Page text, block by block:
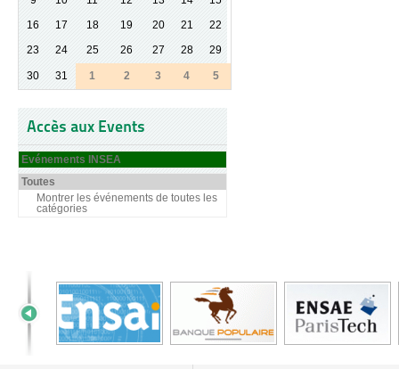
16
17 18 19 20 21
22
23
24 25 26 27 28 29
30 31 1 2 3 4 5
Accès aux Events
Evénements INSEA
Toutes
Montrer les événements de toutes les
catégories